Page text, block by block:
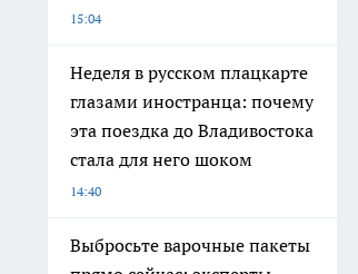
15:04
Неделя в русском плацкарте
глазами иностранца: почему
эта поездка до Владивостока
стала для него шоком
14:40
Выбросьте варочные пакеты